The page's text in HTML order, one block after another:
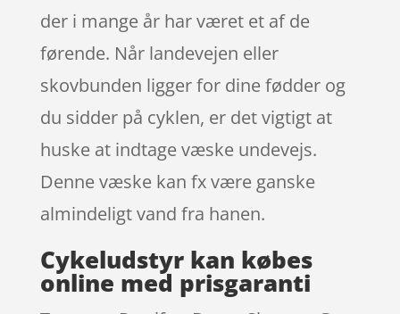
der i mange år har været et af de
førende. Når landevejen eller
skovbunden ligger for dine fødder og
du sidder på cyklen, er det vigtigt at
huske at indtage væske undevejs.
Denne væske kan fx være ganske
almindeligt vand fra hanen.
Cykeludstyr kan købes
online med prisgaranti